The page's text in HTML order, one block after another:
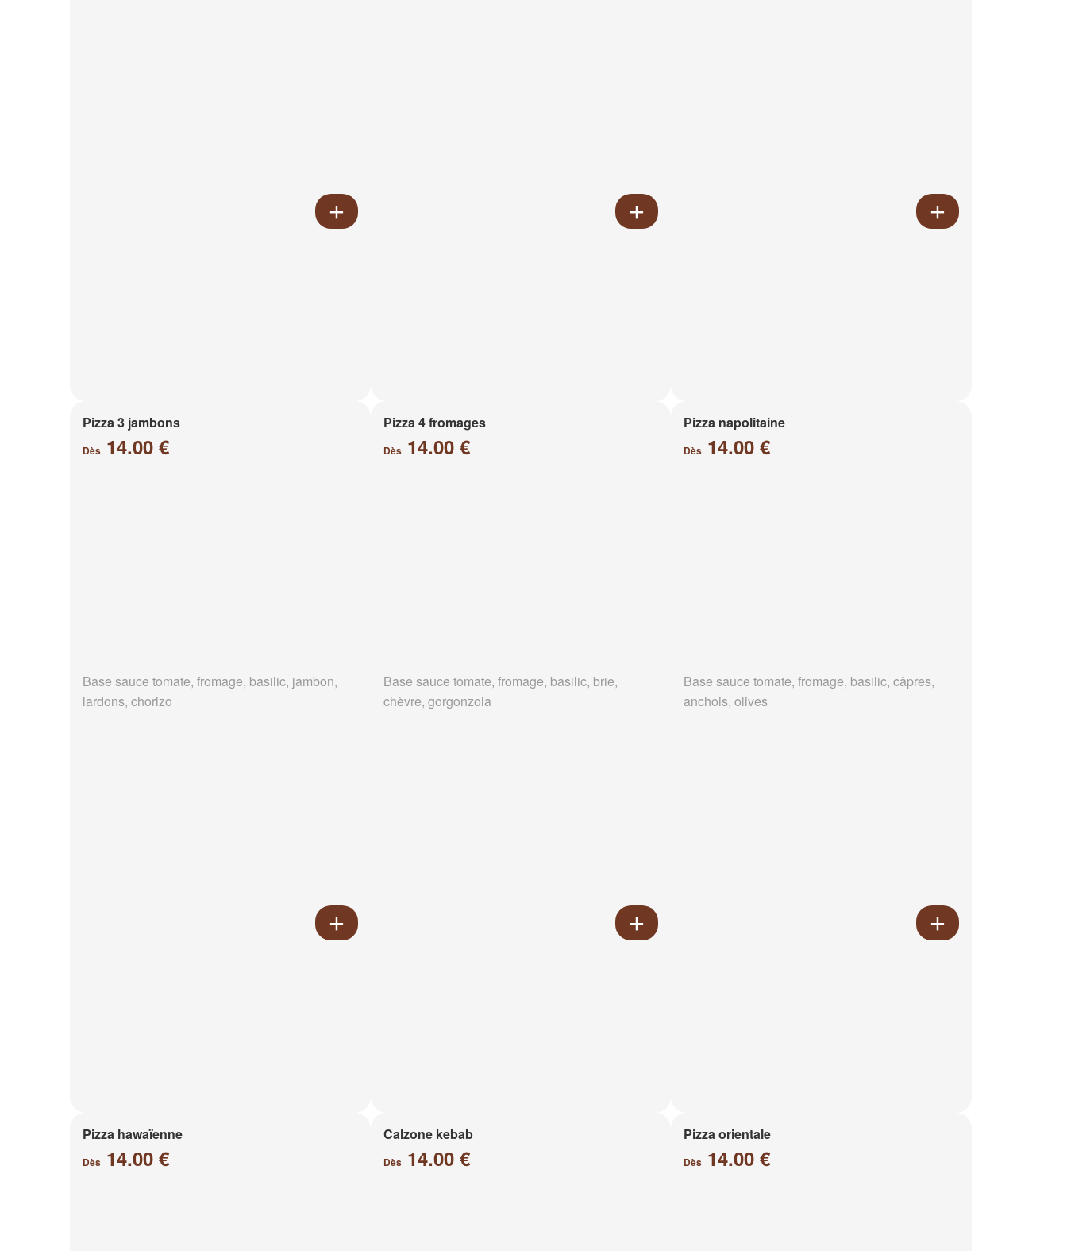
Pizza 3 jambons
Dès 14.00 €
Base sauce tomate, fromage, basilic, jambon,
lardons, chorizo
Pizza 4 fromages
Dès14.00 €
Base sauce tomate, fromage, basilic, brie,
chèvre, gorgonzola
Pizza napolitaine
Dès 14.00 €
Base sauce tomate, fromage, basilic, câpres,
anchois, olives
Pizza hawaïenne
Dès 14.00 €
Calzone kebab
Dès14.00 €
Pizza orientale
Dès 14.00 €